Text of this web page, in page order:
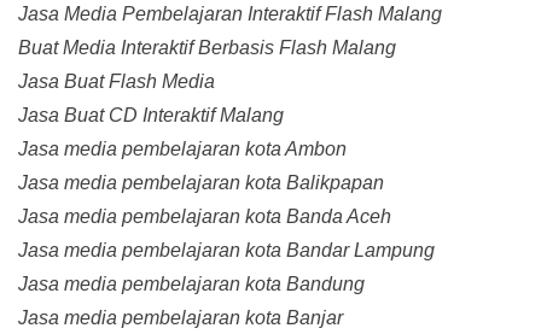
Jasa Media Pembelajaran Interaktif Flash Malang
Buat Media Interaktif Berbasis Flash Malang
Jasa Buat Flash Media
Jasa Buat CD Interaktif Malang
Jasa media pembelajaran kota Ambon
Jasa media pembelajaran kota Balikpapan
Jasa media pembelajaran kota Banda Aceh
Jasa media pembelajaran kota Bandar Lampung
Jasa media pembelajaran kota Bandung
Jasa media pembelajaran kota Banjar